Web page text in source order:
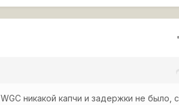
никакой капчи и задержки не было, с